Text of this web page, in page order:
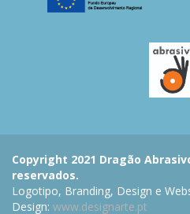
Copyright 2021 Dragão
reservados.
Logotipo, Branding, Design e
Design: www.designarte.pt